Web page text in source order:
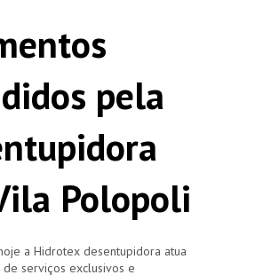
pela
Polopoli
a Hidrotex desentupidora atua
serviços exclusivos e